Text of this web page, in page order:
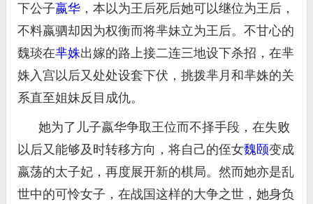
下公子嬴华 ，本以为王后死后她可以继位为王后，
不料嬴驷却因为权衡而将芈妹立为王后。不甘心的
魏琰在芈姝出嫁的路上接二连三地设下杀招，在芈
姝入宫以后又处处设套下伏，挑拨芈月和芈姝的关
系直至姐妹反目成仇。
她为了儿子嬴华争取王位而不择手段，在失败
以后又能够及时转移方向，将自己的侄女魏颐变成
嬴荡的太子妃，再度展开新的棋局。然而她亦是乱
世中的可怜女子，在战国这样的大争之世，她身负